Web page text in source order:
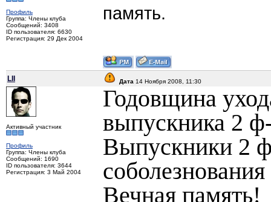
Профиль
Группа: Члены клуба
Сообщений: 3408
ID пользователя: 6630
Регистрация: 29 Дек 2004
память.
LII Дата 14 Ноября 2008, 11:30
Активный участник
Профиль
Группа: Члены клуба
Сообщений: 1690
ID пользователя: 3644
Регистрация: 3 Май 2004
Годовщина
выпускника 2
Выпускники 2
Вечная память!